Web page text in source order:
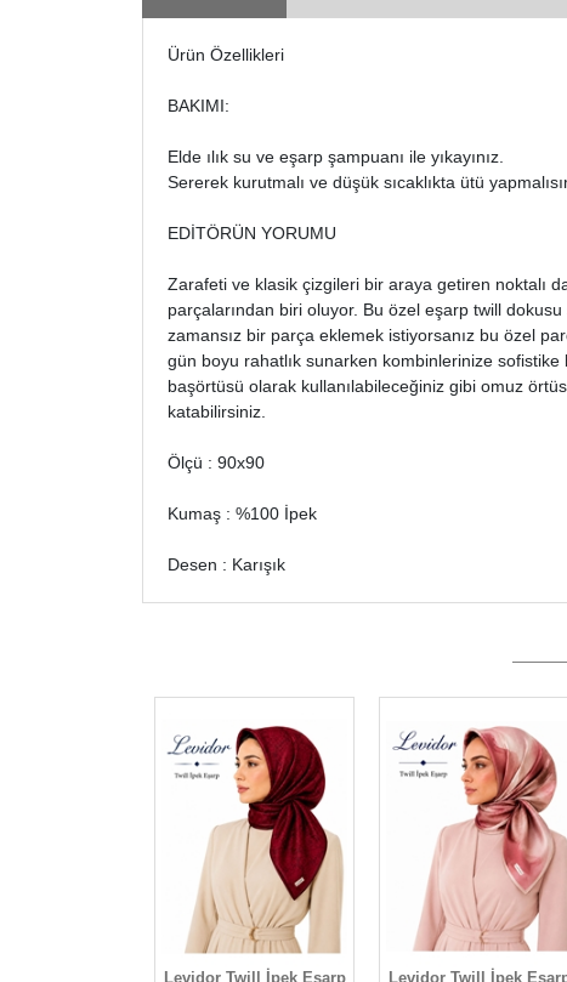
Ürün Özellikleri
BAKIMI:
Elde ılık su ve eşarp şampuanı ile yıkayınız.
Sererek kurutmalı ve düşük sıcaklıkta ütü
EDİTÖRÜN YORUMU
Zarafeti ve klasik çizgileri bir araya getiren noktalı
parçalarından biri oluyor. Bu özel eşarp twill
zamansız bir parça eklemek istiyorsanız bu özel
gün boyu rahatlık sunarken kombinlerinize
başörtüsü olarak kullanılabileceğiniz gibi omuz
katabilirsiniz.
Ölçü : 90x90
Kumaş : %100 İpek
Desen : Karışık
Levidor Twill İpek Eşarp
Levidor Twill İpek